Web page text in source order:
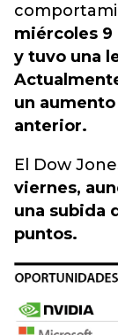
miércoles 9
y tuvo una
un
anterior.
El Dow
viernes,
una subida
puntos.